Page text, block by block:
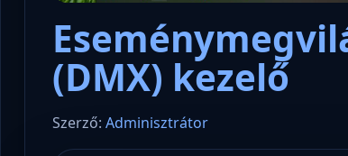
(DMX) kezelő
Szerző: Adminisztrátor